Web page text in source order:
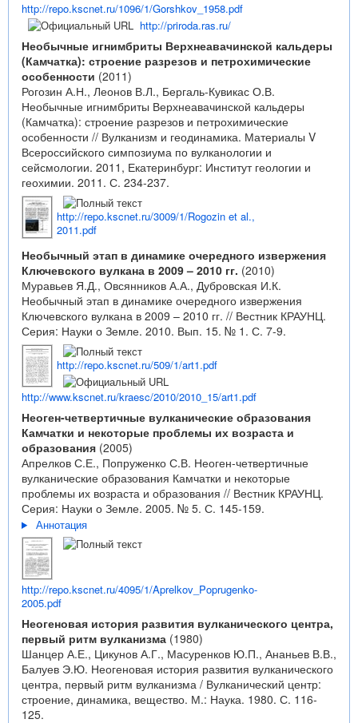
http://repo.kscnet.ru/1096/1/Gorshkov_1958.pdf
http://priroda.ras.ru/
Необычные игнимбриты Верхнеавачинской кальдеры
(Камчатка): строение разрезов и петрохимические
особенности (2011)
Рогозин А.Н., Леонов В.Л., Бергаль-Кувикас О.В.
Необычные игнимбриты Верхнеавачинской кальдеры
(Камчатка): строение разрезов и петрохимические
особенности // Вулканизм и геодинамика. Материалы V
Всероссийского симпозиума по вулканологии и
сейсмологии. 2011, Екатеринбург: Институт геологии и
геохимии. 2011. С. 234-237.
http://repo.kscnet.ru/3009/1/Rogozin et al.,
2011.pdf
Необычный этап в динамике очередного извержения
Ключевского вулкана в 2009 – 2010 гг. (2010)
Муравьев Я.Д., Овсянников А.А., Дубровская И.К.
Необычный этап в динамике очередного извержения
Ключевского вулкана в 2009 – 2010 гг. // Вестник КРАУНЦ.
Серия: Науки о Земле. 2010. Вып. 15. № 1. С. 7-9.
http://repo.kscnet.ru/509/1/art1.pdf
http://www.kscnet.ru/kraesc/2010/2010_15/art1.pdf
Неоген-четвертичные вулканические образования
Камчатки и некоторые проблемы их возраста и
образования (2005)
Апрелков С.Е., Попруженко С.В. Неоген-четвертичные
вулканические образования Камчатки и некоторые
проблемы их возраста и образования // Вестник КРАУНЦ.
Серия: Науки о Земле. 2005. № 5. С. 145-159.
Аннотация
http://repo.kscnet.ru/4095/1/Aprelkov_Poprugenko-
2005.pdf
Неогеновая история развития вулканического центра,
первый ритм вулканизма (1980)
Шанцер А.Е., Цикунов А.Г., Масуренков Ю.П., Ананьев В.В.,
Балуев Э.Ю. Неогеновая история развития вулканического
центра, первый ритм вулканизма / Вулканический центр:
строение, динамика, вещество. М.: Наука. 1980. С. 116-
125.